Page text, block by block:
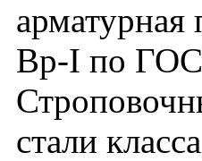
арматурная
Вр-I по
стали